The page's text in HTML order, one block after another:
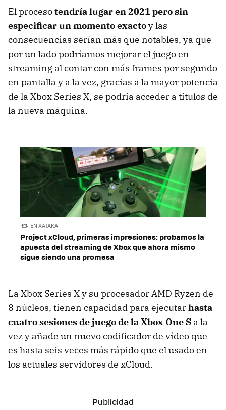
El procesotendría lugar en 2021 pero sin
especificar un momento exactoy las
consecuencias serían más que notables, ya que
por un lado podríamos mejorar el juego en
streaming al contar con más frames por segundo
en pantalla y a la vez, gracias a la mayor potencia
de la Xbox Series X, se podría acceder a títulos de
la nueva máquina.
EN XATAKA
Project xCloud, primeras impresiones: probamos la
apuesta del streaming de Xbox que ahora mismo
sigue siendo una promesa
La Xbox Series X y su procesador AMD Ryzen de
8 núcleos, tienen capacidad para ejecutarhasta
cuatro sesiones de juego de la Xbox One S a la
vez y añade un nuevo codificador de vídeo que
es hasta seis veces más rápido que el usado en
los actuales servidores de xCloud.